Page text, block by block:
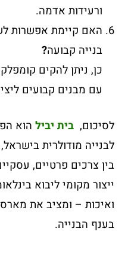
ורעידות אדמה.
האם קיימת אפשרות
בנייה קבועה?
כן, ניתן להקים
עם מבנים קבועים
לסיכום,בית יביל הוא
לבנייה מודולרית
בין צרכים פרטיים,
ייצור מקומי ליבוא
ואיכות – ומציב את
בענף הבנייה.